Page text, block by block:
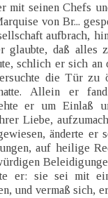
mit seinen Chefs
von Br...
aufbrach,
glaubte, daß alles
schlich er sich an
die Tür zu
Allein er
er um Einlaß
Liebe,
änderte er
auf heilige
er: sie sei mit
und vermaß sich,